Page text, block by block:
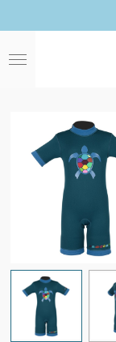
direct
naar
de